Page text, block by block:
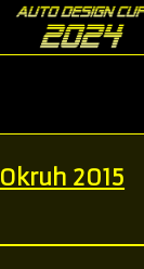
Okruh 2015